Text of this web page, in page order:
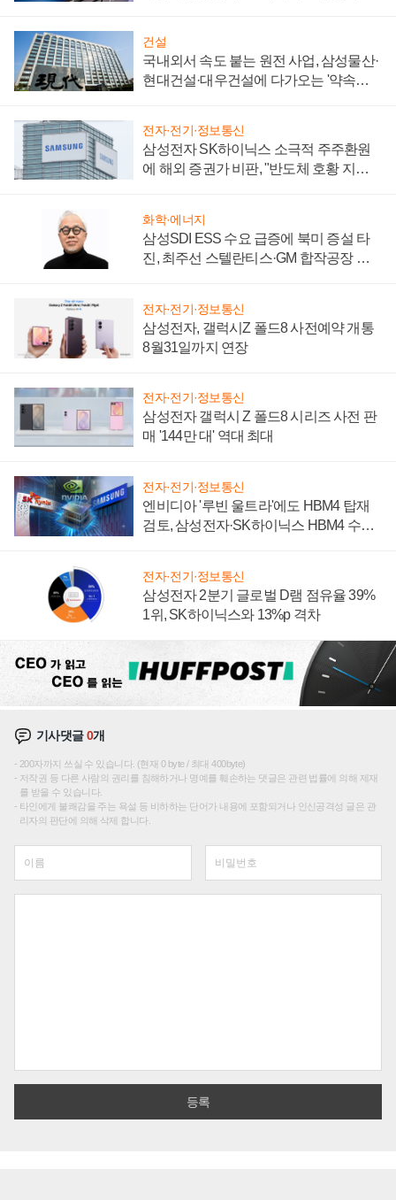
건설
국내외서 속도 붙는 원전 사업, 삼성물산·
현대건설·대우건설에 다가오는 '약속의
전자·전기·정보통신
삼성전자 SK하이닉스 소극적 주주환원
에 해외 증권가 비판, "반도체 호황 지속
화학·에너지
삼성SDI ESS 수요 급증에 북미 증설 타
진, 최주선 스텔란티스·GM 합작공장 건
전자·전기·정보통신
삼성전자, 갤럭시Z 폴드8 사전예약 개통
8월31일까지 연장
전자·전기·정보통신
삼성전자 갤럭시 Z 폴드8 시리즈 사전 판
매 '144만 대' 역대 최대
전자·전기·정보통신
엔비디아 '루빈 울트라'에도 HBM4 탑재
검토, 삼성전자·SK하이닉스 HBM4 수율
전자·전기·정보통신
삼성전자 2분기 글로벌 D램 점유율 39%
1위, SK하이닉스와 13%p 격차
기사댓글0개
200자까지 쓰실 수 있습니다. (현재 0 byte / 최대 400byte)
저작권 등 다른 사람의 권리를 침해하거나 명예를 훼손하는 댓글은 관련 법률에 의해 제재
를 받을 수 있습니다.
타인에게 불쾌감을 주는 욕설 등 비하하는 단어가 내용에 포함되거나 인신공격성 글은 관
리자의 판단에 의해 삭제 합니다.